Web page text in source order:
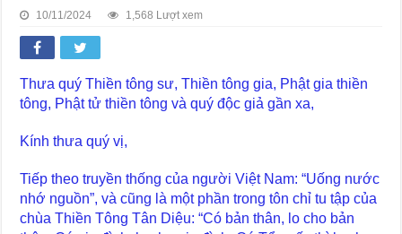
10/11/2024 1,568 Lượt xem
Thưa quý Thiền tông sư, Thiền tông gia, Phật gia thiền
tông, Phật tử thiền tông và quý độc giả gần xa,
Kính thưa quý vị,
Tiếp theo truyền thống của người Việt Nam: “Uống nước
nhớ nguồn”, và cũng là một phần trong tôn chỉ tu tập của
chùa Thiền Tông Tân Diệu: “Có bản thân, lo cho bản